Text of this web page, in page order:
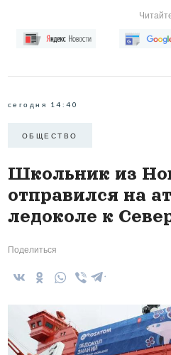
сегодня 14:40
ОБЩЕСТВО
Школьник из
отправился на
ледоколе к
Поделиться